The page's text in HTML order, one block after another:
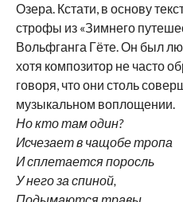
Озера. Кстати, в основу
строфы из «Зимнего
Вольфганга Гёте. Он был
хотя композитор не часто
говоря, что они столь
музыкальном воплощении.
Но кто там один?
Исчезает в чащобе тропа
И сплетается поросль
У него за спиной,